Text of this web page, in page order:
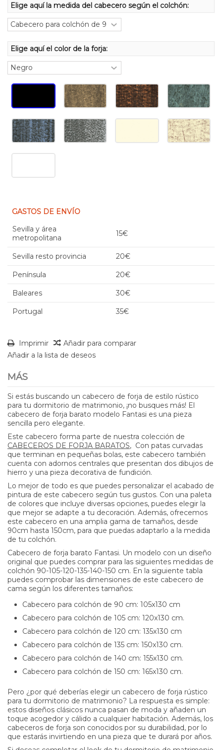
Elige aquí el color de la forja:
Elige aquí la medida del cabecero según el colchón:
GASTOS DE ENVÍO
Sevilla y área
metropolitana
15€
Sevilla resto provincia 20€
Península 20€
Baleares 30€
Portugal 35€
Imprimir
Añadir para comparar
Añadir a la lista de deseos
MÁS
Si estás buscando un cabecero de forja de estilo rústico
para tu dormitorio de matrimonio, ¡no busques más! El
cabecero de forja barato modelo Fantasi es una pieza
sencilla pero elegante.
Este cabecero forma parte de nuestra colección de
CABECEROS DE FORJA BARATOS, Con patas curvadas
que terminan en pequeñas bolas, este cabecero también
cuenta con adornos centrales que presentan dos dibujos de
hierro y una pieza decorativa de fundición.
Lo mejor de todo es que puedes personalizar el acabado de
pintura de este cabecero según tus gustos. Con una paleta
de colores que incluye diversas opciones, puedes elegir la
que mejor se adapte a tu decoración. Además, ofrecemos
este cabecero en una amplia gama de tamaños, desde
90cm hasta 150cm, para que puedas adaptarlo a la medida
de tu colchón.
Cabecero de forja barato Fantasi. Un modelo con un diseño
original que puedes comprar para las siguientes medidas de
colchón 90-105-120-135-140-150 cm. En la siguiente tabla
puedes comprobar las dimensiones de este cabecero de
cama según los diferentes tamaños:
Cabecero para colchón de 90 cm: 105x130 cm
Cabecero para colchón de 105 cm: 120x130 cm.
Cabecero para colchón de 120 cm: 135x130 cm
Cabecero para colchón de 135 cm: 150x130 cm.
Cabecero para colchón de 140 cm: 155x130 cm.
Cabecero para colchón de 150 cm: 165x130 cm.
Pero ¿por qué deberías elegir un cabecero de forja rústico
para tu dormitorio de matrimonio? La respuesta es simple:
estos diseños clásicos nunca pasan de moda y añaden un
toque acogedor y cálido a cualquier habitación. Además, los
cabeceros de forja son conocidos por su durabilidad, por lo
que estarás invirtiendo en una pieza que te durará por años.